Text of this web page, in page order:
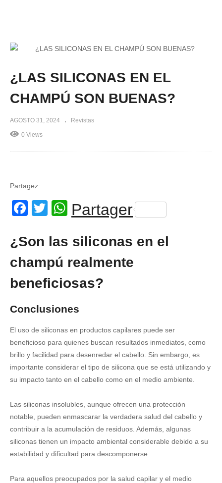
¿LAS SILICONAS EN EL
CHAMPÚ SON BUENAS?
AGOSTO 31, 2024 Revistas
0 Views
Partagez:
Facebook
Twitter
WhatsApp
Partager
¿Son las siliconas en el
champú realmente
beneficiosas?
Conclusiones
El uso de siliconas en productos capilares puede ser
beneficioso para quienes buscan resultados inmediatos, como
brillo y facilidad para desenredar el cabello. Sin embargo, es
importante considerar el tipo de silicona que se está utilizando y
su impacto tanto en el cabello como en el medio ambiente.
Las siliconas insolubles, aunque ofrecen una protección
notable, pueden enmascarar la verdadera salud del cabello y
contribuir a la acumulación de residuos. Además, algunas
siliconas tienen un impacto ambiental considerable debido a su
estabilidad y dificultad para descomponerse.
Para aquellos preocupados por la salud capilar y el medio